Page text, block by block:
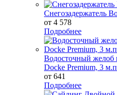
Снегозадержатель
от 4 578
Подробнее
Водосточный желоб
Docke Premium, 3
от 641
Подробнее